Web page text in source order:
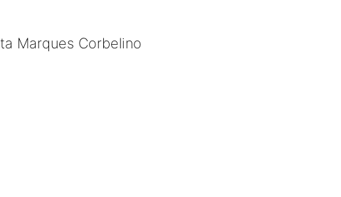
Marques Corbelino